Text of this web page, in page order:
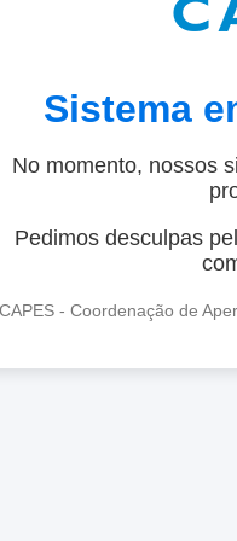
Sistema
No momento, nossos
Pedimos desculpas
- Coordenação de